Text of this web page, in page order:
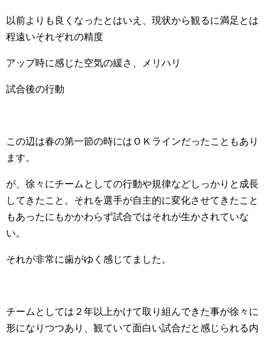
以前よりも良くなったとはいえ、現状から観るに満足とは
程遠いそれぞれの精度
アップ時に感じた空気の緩さ、メリハリ
試合後の行動
この辺は春の第一節の時にはＯＫラインだったこともあり
ます。
が、徐々にチームとしての行動や規律などしっかりと成長
してきたこと。それを選手が自主的に変化させてきたこと
もあったにもかかわらず試合ではそれが生かされていな
い。
それが非常に歯がゆく感じてました。
チームとしては２年以上かけて取り組んできた事が徐々に
形になりつつあり、観ていて面白い試合だと感じられる内